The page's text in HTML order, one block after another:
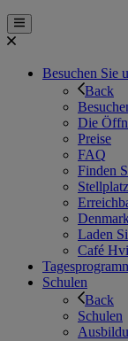
Besuchen Sie
Back
Die
Preise
FAQ
Finden
Stellplatz
Laden
Café
Schulen
Back
Schulen